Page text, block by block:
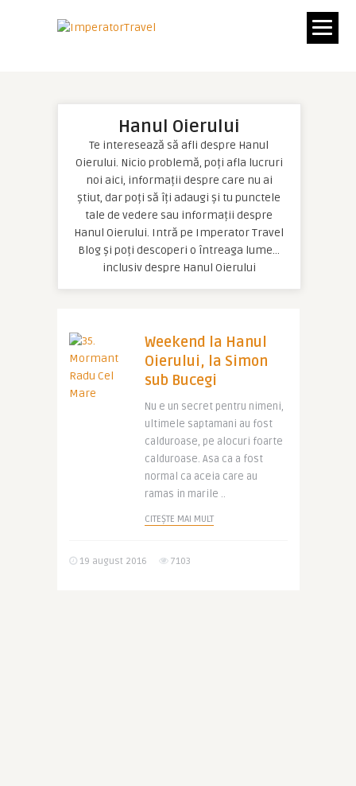
Hanul Oierului
Te interesează să afli despre Hanul
Oierului. Nicio problemă, poți afla lucruri
noi aici, informații despre care nu ai
știut, dar poți să îți adaugi și tu punctele
tale de vedere sau informații despre
Hanul Oierului. Intră pe Imperator Travel
Blog și poți descoperi o întreaga lume…
inclusiv despre Hanul Oierului
Weekend la Hanul
Oierului, la Simon
sub Bucegi
Nu e un secret pentru nimeni,
ultimele saptamani au fost
calduroase, pe alocuri foarte
calduroase. Asa ca a fost
normal ca aceia care au
ramas in marile ..
CITEȘTE MAI MULT
19 august 2016 7103